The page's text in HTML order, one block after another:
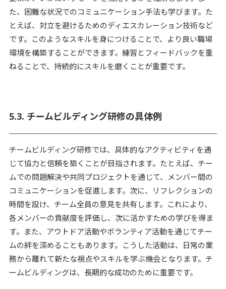
た、困難な状況でのコミュニケーション手法も学びます。た
とえば、対立を避けるためのディエスカレーション技術など
です。このようなスキルを身につけることで、より良い職場
環境を構築することができます。練習とフィードバックを重
ねることで、持続的にスキルを磨くことが重要です。
5.3. チームビルディング研修の具体例
チームビルディング研修では、具体的なアクティビティを通
じて協力と信頼を築くことが目指されます。たとえば、チー
ムでの問題解決や共同プロジェクトを通じて、メンバー間の
コミュニケーションを促進します。次に、リフレクションの
時間を設け、チーム全員の意見を共有します。これにより、
各メンバーの貢献度を評価し、次に活かすための学びを得ま
す。また、アウトドア活動やボランティア活動を通じてチー
ムの絆を深めることもあります。こうした活動は、日常の業
務から離れて新たな視点やスキルを学ぶ機会となります。チ
ームビルディングは、長期的な成功のために重要です。